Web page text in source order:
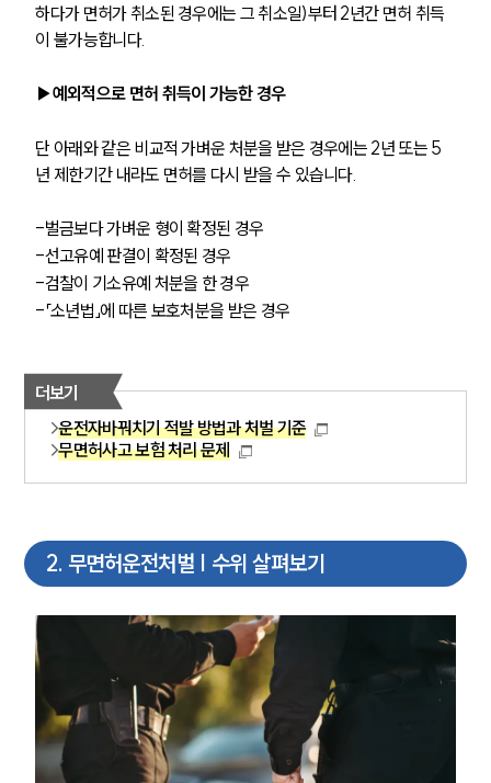
하다가 면허가 취소된 경우에는 그 취소일)부터 2년간 면허 취득
이 불가능합니다.
▶예외적으로 면허 취득이 가능한 경우
단 아래와 같은 비교적 가벼운 처분을 받은 경우에는 2년 또는 5
년 제한기간 내라도 면허를 다시 받을 수 있습니다.
-벌금보다 가벼운 형이 확정된 경우
-선고유예 판결이 확정된 경우
-검찰이 기소유예 처분을 한 경우
-「소년법」에 따른 보호처분을 받은 경우
더보기
운전자바꿔치기 적발 방법과 처벌 기준
무면허사고 보험 처리 문제
2. 무면허운전처벌 | 수위 살펴보기